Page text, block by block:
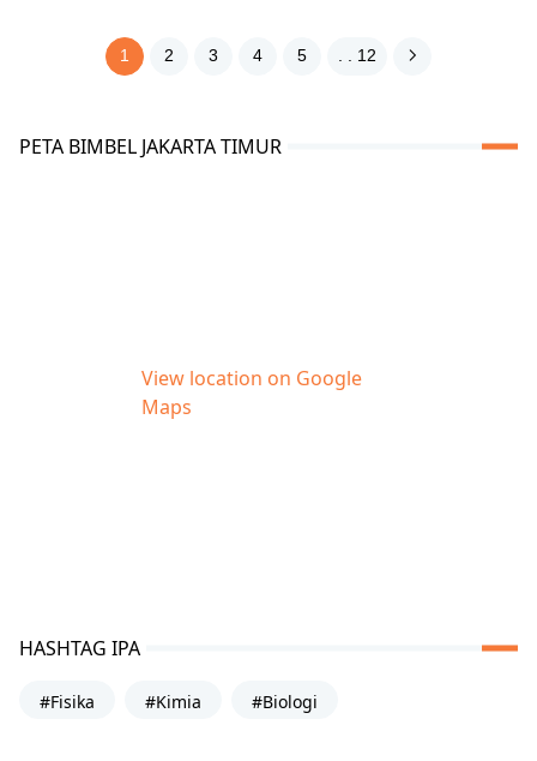
1 2 3 4 5 . . 12
PETA BIMBEL JAKARTA TIMUR
View location on Google
Maps
HASHTAG IPA
#Fisika #Kimia #Biologi